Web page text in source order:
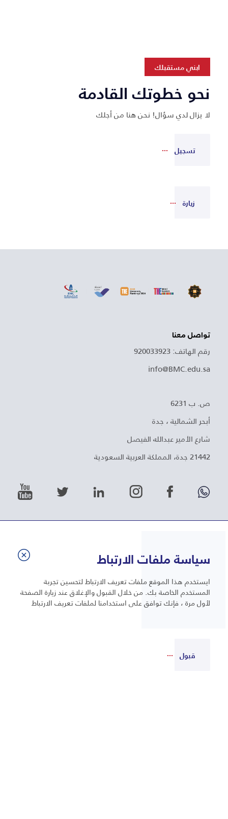
ابني مستقبلك
نحو خطوتك القادمة
لا يزال لدي سؤال! نحن هنا من أجلك
تسجيل
زيارة
تواصل معنا
رقم الهاتف: 920033923
info@BMC.edu.sa
ص. ب 6231
أبحر الشمالية ، جدة
شارع الأمير عبدالله الفيصل
21442 جدة، المملكة العربية السعودية
حقوق التأليف والنشر ©2026 كلية البترجي الطبية
سياسة ملفات الارتباط
ايستخدم هذا الموقع ملفات تعريف الارتباط لتحسين تجربة
المستخدم الخاصة بك. من خلال القبول والإغلاق عند زيارة الصفحة
لأول مرة ، فإنك توافق على استخدامنا لملفات تعريف الارتباط
قبول